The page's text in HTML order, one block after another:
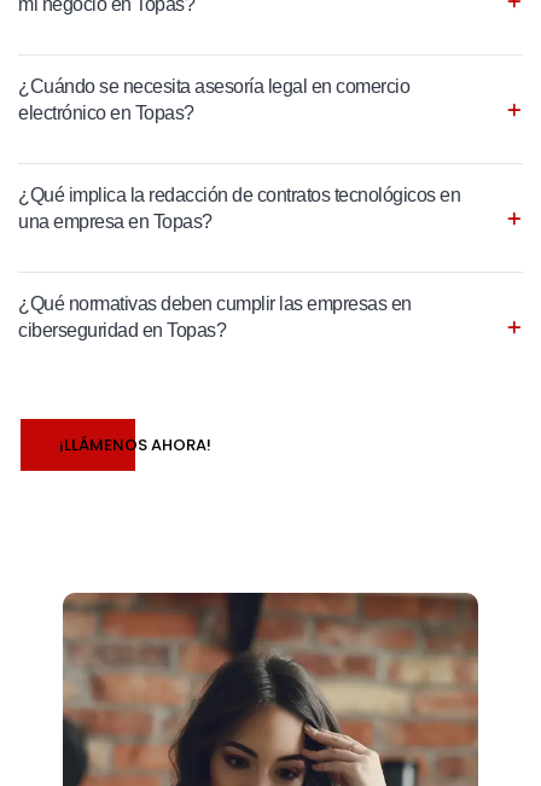
mi negocio en Topas?
¿Cuándo se necesita asesoría legal en comercio
electrónico en Topas?
¿Qué implica la redacción de contratos tecnológicos en
una empresa en Topas?
¿Qué normativas deben cumplir las empresas en
ciberseguridad en Topas?
¡LLÁMENOS AHORA!